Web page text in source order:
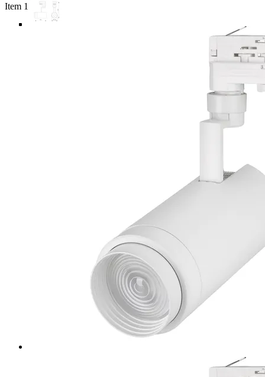
Item 1 of 5